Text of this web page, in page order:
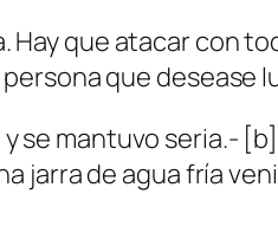
que atacar con
que desease
y se mantuvo
jarra de agua fría